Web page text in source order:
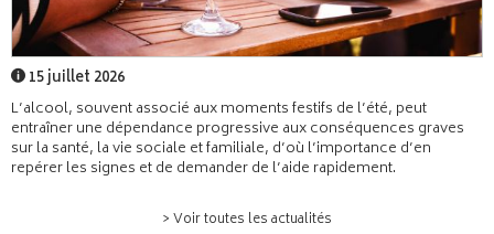
15 juillet 2026
L’alcool, souvent associé aux moments festifs de l’été, peut
entraîner une dépendance progressive aux conséquences graves
sur la santé, la vie sociale et familiale, d’où l’importance d’en
repérer les signes et de demander de l’aide rapidement.
> Voir toutes les actualités